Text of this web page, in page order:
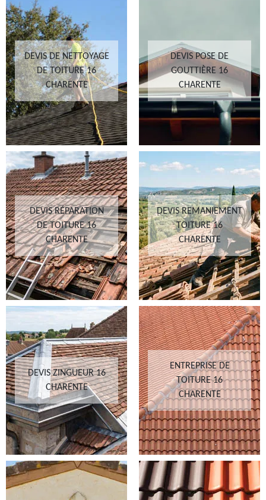
DEVIS DE NETTOYAGE
DE TOITURE 16
CHARENTE
DEVIS POSE DE
GOUTTIÈRE 16
CHARENTE
DEVIS RÉPARATION
DE TOITURE 16
CHARENTE
DEVIS REMANIEMENT
TOITURE 16
CHARENTE
DEVIS ZINGUEUR 16
CHARENTE
ENTREPRISE DE
TOITURE 16
CHARENTE